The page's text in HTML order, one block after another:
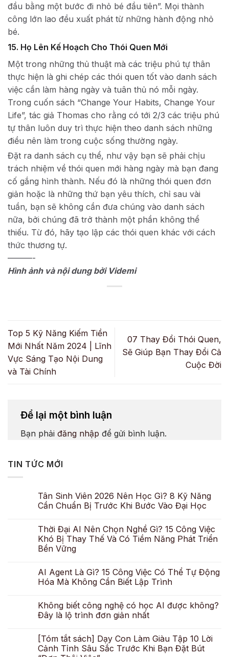
đầu bằng một bước đi nhỏ bé đầu tiên”. Mọi thành
công lớn lao đều xuất phát từ những hành động nhỏ
bé.
15. Họ Lên Kế Hoạch Cho Thói Quen Mới
Một trong những thủ thuật mà các triệu phú tự thân
thực hiện là ghi chép các thói quen tốt vào danh sách
việc cần làm hàng ngày và tuân thủ nó mỗi ngày.
Trong cuốn sách “Change Your Habits, Change Your
Life”, tác giả Thomas cho rằng có tới 2/3 các triệu phú
tự thân luôn duy trì thực hiện theo danh sách những
điều nên làm trong cuộc sống thường ngày.
Đặt ra danh sách cụ thể, như vậy bạn sẽ phải chịu
trách nhiệm về thói quen mới hàng ngày mà bạn đang
cố gắng hình thành. Nếu đó là những thói quen đơn
giản hoặc là những thứ bạn yêu thích, chỉ sau vài
tuần, bạn sẽ không cần đưa chúng vào danh sách
nữa, bởi chúng đã trở thành một phần không thể
thiếu. Từ đó, hãy tạo lập các thói quen khác với cách
thức thương tự.
———-
Hình ảnh và nội dung bởi Videmi
Top 5 Kỹ Năng Kiếm Tiền
Mới Nhất Năm 2024 | Lĩnh
Vực Sáng Tạo Nội Dung
và Tài Chính
07 Thay Đổi Thói Quen,
Sẽ Giúp Bạn Thay Đổi Cả
Cuộc Đời
Để lại một bình luận
Bạn phải đăng nhập để gửi bình luận.
TIN TỨC MỚI
Tân Sinh Viên 2026 Nên Học Gì? 8 Kỹ Năng
Cần Chuẩn Bị Trước Khi Bước Vào Đại Học
Thời Đại AI Nên Chọn Nghề Gì? 15 Công Việc
Khó Bị Thay Thế Và Có Tiềm Năng Phát Triển
Bền Vững
AI Agent Là Gì? 15 Công Việc Có Thể Tự Động
Hóa Mà Không Cần Biết Lập Trình
Không biết công nghệ có học AI được không?
Đây là lộ trình đơn giản nhất
[Tóm tắt sách] Dạy Con Làm Giàu Tập 10 Lời
Cảnh Tỉnh Sâu Sắc Trước Khi Bạn Đặt Bút